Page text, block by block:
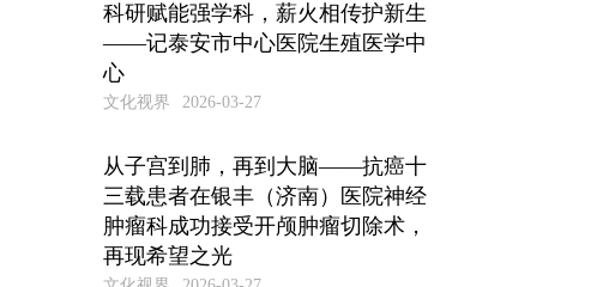
科研赋能强学科，薪火相传护新生
——记泰安市中心医院生殖医学中
心
文化视界 2026-03-27
从子宫到肺，再到大脑——抗癌十
三载患者在银丰（济南）医院神经
肿瘤科成功接受开颅肿瘤切除术，
再现希望之光